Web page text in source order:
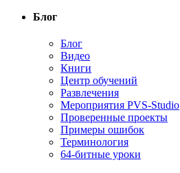
Блог
Блог
Видео
Книги
Центр обучений
Развлечения
Мероприятия PVS-Studio
Проверенные проекты
Примеры ошибок
Терминология
64-битные уроки